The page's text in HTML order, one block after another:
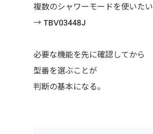
複数のシャワーモードを使いたい
→ TBV03448J
必要な機能を先に確認してから
型番を選ぶことが
判断の基本になる。